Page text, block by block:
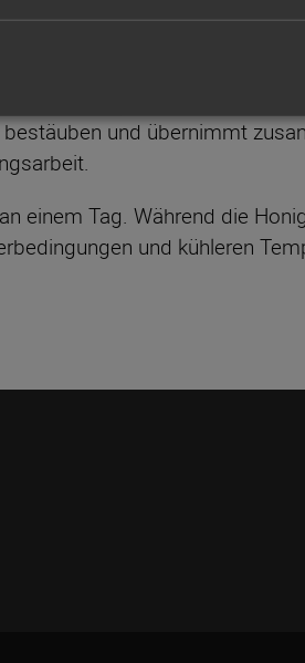
bestäuben und übernimmt
an einem Tag. Während die
und kühleren